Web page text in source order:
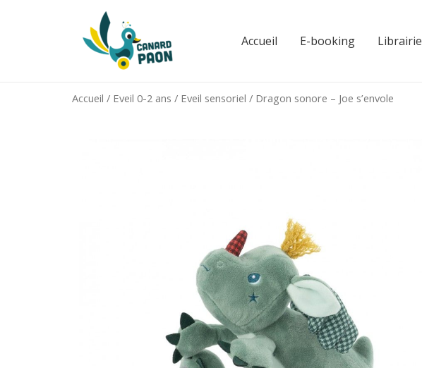
Accueil E-booking Librairie
Accueil / Eveil 0-2 ans / Eveil sensoriel / Dragon sonore – Joe s’envole